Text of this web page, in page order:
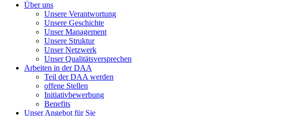
Über uns
Unsere Verantwortung
Unsere Geschichte
Unser Management
Unsere Struktur
Unser Netzwerk
Unser Qualitätsversprechen
Arbeiten in der DAA
Teil der DAA werden
offene Stellen
Initiativbewerbung
Benefits
Unser Angebot für Sie